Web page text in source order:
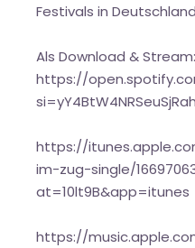
Festivals in
Als Download & Stream:
https://
https://
im-zug-single/
at=10lt9B&app=itunes
https://